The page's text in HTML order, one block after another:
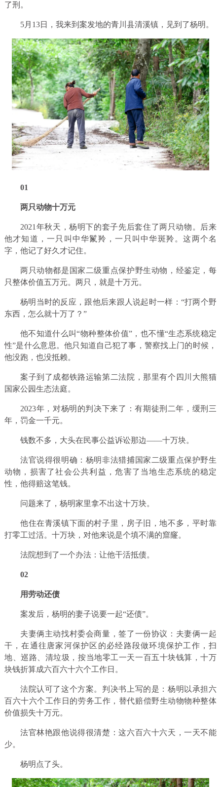
了刑。
5月13日，我来到案发地的青川县清溪镇，见到了杨明。
01
两只动物十万元
2021年秋天，杨明下的套子先后套住了两只动物。后来
他才知道，一只叫中华鬣羚，一只叫中华斑羚。这两个名
字，他记了好久才记住。
两只动物都是国家二级重点保护野生动物，经鉴定，每
只整体价值五万元。两只，就是十万元。
杨明当时的反应，跟他后来跟人说起时一样：“打两个野
东西，怎么就十万了？”
他不知道什么叫“物种整体价值”，也不懂“生态系统稳定
性”是什么意思。他只知道自己犯了事，警察找上门的时候，
他没跑，也没抵赖。
案子到了成都铁路运输第二法院，那里有个四川大熊猫
国家公园生态法庭。
2023年，对杨明的判决下来了：有期徒刑二年，缓刑三
年，罚金一千元。
钱数不多，大头在民事公益诉讼那边——十万块。
法官说得很明确：杨明非法猎捕国家二级重点保护野生
动物，损害了社会公共利益，危害了当地生态系统的稳定
性，他得赔这笔钱。
问题来了，杨明家里拿不出这十万块。
他住在青溪镇下面的村子里，房子旧，地不多，平时靠
打零工过活。十万块，对他来说是个填不满的窟窿。
法院想到了一个办法：让他干活抵债。
02
用劳动还债
案发后，杨明的妻子说要一起“还债”。
夫妻俩主动找村委会商量，签了一份协议：夫妻俩一起
干，在通往唐家河保护区的必经路段做环境保护工作，扫
地、巡路、清垃圾，按当地零工一天一百五十块钱算，十万
块钱折算成六百六十六个工作日。
法院认可了这个方案。判决书上写的是：杨明以承担六
百六十六个工作日的劳务工作，替代赔偿野生动物物种整体
价值损失十万元。
法官林艳跟他说得很清楚：这六百六十六天，一天不能
少。
杨明点了头。